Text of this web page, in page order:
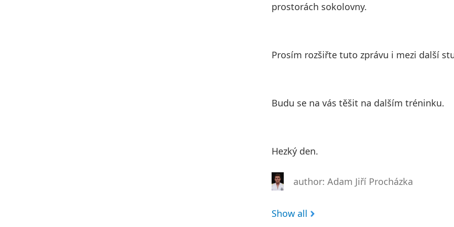
prostorách sokolovny.
Prosím rozšiřte tuto zprávu i mezi další
Budu se na vás těšit na dalším tréninku.
Hezký den.
author: Adam Jiří Procházka
Show all